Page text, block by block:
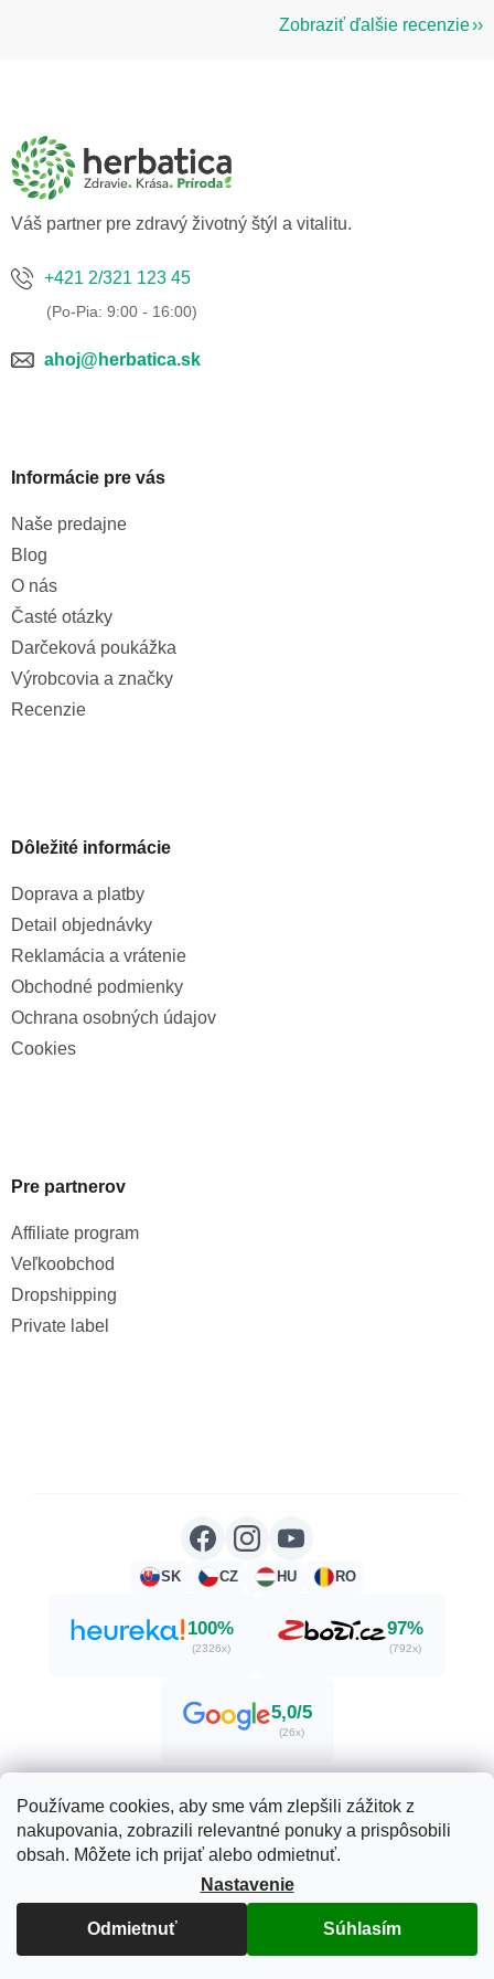
Používame cookies, aby sme vám zlepšili zážitok z
nakupovania, zobrazili relevantné ponuky a prispôsobili
obsah. Môžete ich prijať alebo odmietnuť.
Nastavenie
Odmietnuť Súhlasím
Zobraziť ďalšie recenzie
Váš partner pre zdravý životný štýl a vitalitu.
+421 2/321 123 45
ahoj@herbatica.sk
Informácie pre vás
Naše predajne
Blog
O nás
Časté otázky
Darčeková poukážka
Výrobcovia a značky
Recenzie
Dôležité informácie
Doprava a platby
Detail objednávky
Reklamácia a vrátenie
Obchodné podmienky
Ochrana osobných údajov
Cookies
Pre partnerov
Affiliate program
Veľkoobchod
Dropshipping
Private label
SK CZ HU RO
100%
(2326x)
97%
(792x)
5,0/5
(26x)
Vytvoril Shoptet
Copyright 2026Herbatica.sk. Všetky práva vyhradené.
Upraviť nastavenie cookies